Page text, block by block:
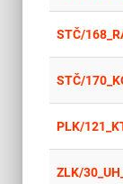
STČ/
STČ/
PLK/
ZLK/